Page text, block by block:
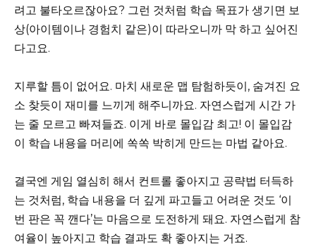
려고 불타오르잖아요? 그런 것처럼 학습 목표가 생기면 보
상(아이템이나 경험치 같은)이 따라오니까 막 하고 싶어진
다고요.
지루할 틈이 없어요. 마치 새로운 맵 탐험하듯이, 숨겨진 요
소 찾듯이 재미를 느끼게 해주니까요. 자연스럽게 시간 가
는 줄 모르고 빠져들죠. 이게 바로 몰입감 최고! 이 몰입감
이 학습 내용을 머리에 쏙쏙 박히게 만드는 마법 같아요.
결국엔 게임 열심히 해서 컨트롤 좋아지고 공략법 터득하
는 것처럼, 학습 내용을 더 깊게 파고들고 어려운 것도 ‘이
번 판은 꼭 깬다’는 마음으로 도전하게 돼요. 자연스럽게 참
여율이 높아지고 학습 결과도 확 좋아지는 거죠.